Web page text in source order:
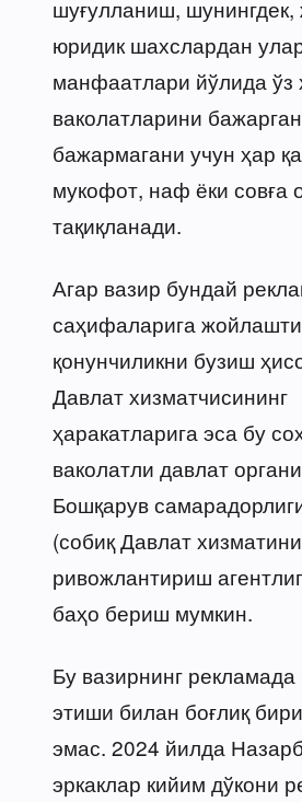
шуғулланиш,
юридик шахслардан
манфаатлари йўлида ўз
ваколатларини
бажармагани учун ҳар
мукофот, наф ёки совға
тақиқланади.
Агар вазир бундай
саҳифаларига
қонунчиликни бузиш
Давлат хизматчисининг
ҳаракатларига эса бу
ваколатли давлат
Бошқарув
(собиқ Давлат хизматини
ривожлантириш
баҳо бериш мумкин.
Бу вазирнинг
этиши билан боғлиқ
эмас. 2024 йилда
эркаклар кийим дўкони